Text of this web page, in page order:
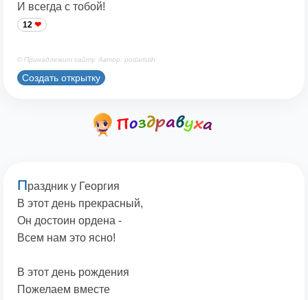
И всегда с тобой!
12
© Принадлежит сайту. Автор: podaristih
Создать открытку
Праздник у Георгия
В этот день прекрасный,
Он достоин ордена -
Всем нам это ясно!
В этот день рождения
Пожелаем вместе